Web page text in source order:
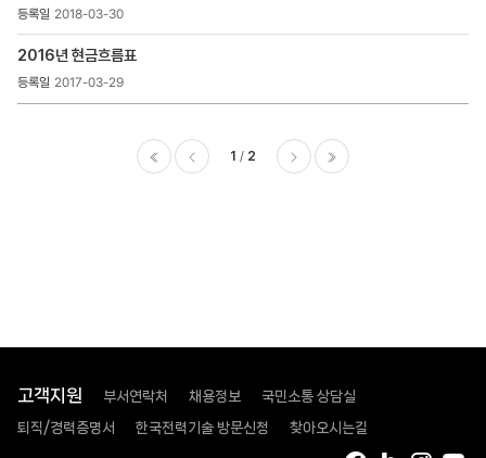
2018-03-30
2016년 현금흐름표
2017-03-29
1 2
고객지원 부서연락처 채용정보 국민소통 상담실
퇴직/경력증명서 한국전력기술 방문신청 찾아오시는길